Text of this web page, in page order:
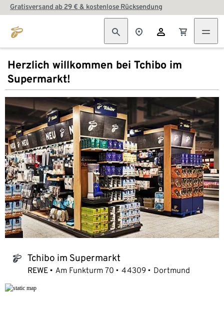
Gratisversand ab 29 € & kostenlose Rücksendung
Herzlich willkommen bei Tchibo im
Supermarkt!
tchibo_logo Tchibo im Supermarkt
REWE Am Funkturm 70 44309 Dortmund